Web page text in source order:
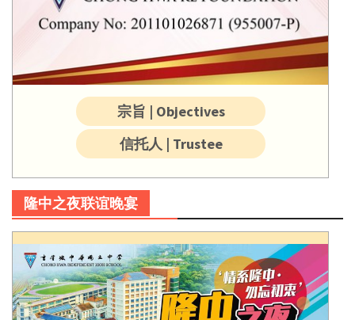
宗旨 | Objectives
信托人 | Trustee
隆中之夜联谊晚宴